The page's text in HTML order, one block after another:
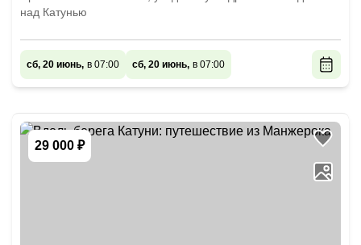
над Катунью
сб, 20 июнь, в 07:00 сб, 20 июнь, в 07:00
29 000 ₽